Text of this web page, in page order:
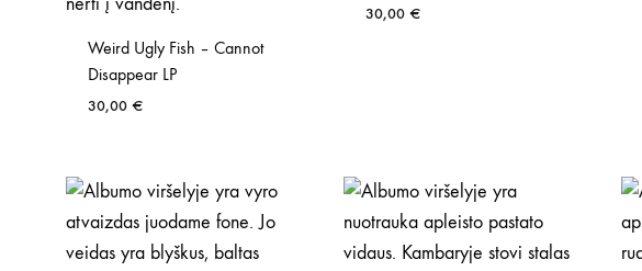
Weird Ugly Fish – Cannot
Disappear LP
30,00 €
30,00 €